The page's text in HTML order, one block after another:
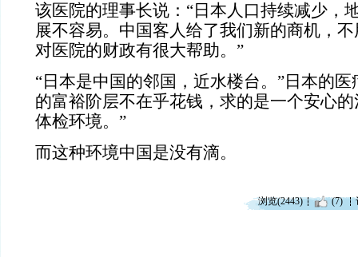
该医院的理事长说：“日本人口持续减少，
展不容易。中国客人给了我们新的商机，
对医院的财政有很大帮助。”
“日本是中国的邻国，近水楼台。”日本的医
的富裕阶层不在乎花钱，求的是一个安心
体检环境。”
而这种环境中国是没有滴。
浏览(2443) (7)